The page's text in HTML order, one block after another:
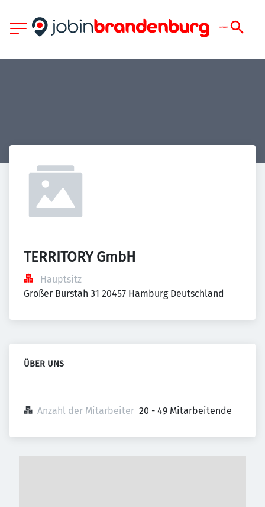
TERRITORY GmbH
Hauptsitz
Großer Burstah 31 20457 Hamburg Deutschland
ÜBER UNS
Anzahl der Mitarbeiter 20 - 49 Mitarbeitende